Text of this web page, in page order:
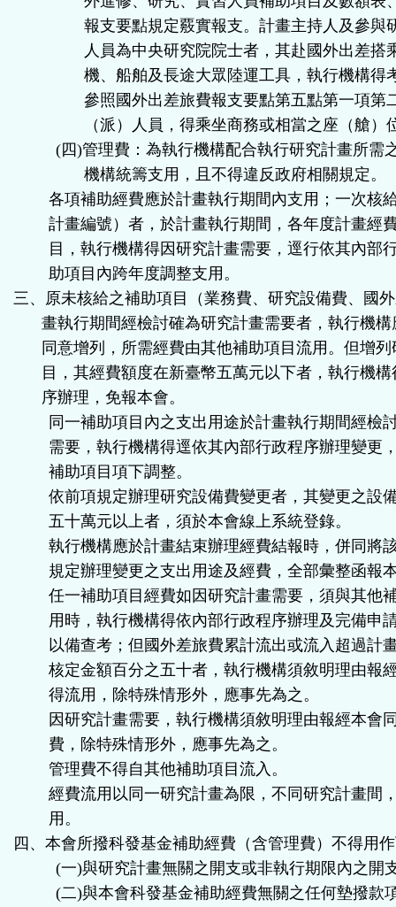
報支要點規定覈實報支。計畫主持人及參與
人員為中央研究院院士者，其赴國外出差搭
機、船舶及長途大眾陸運工具，執行機構得
參照國外出差旅費報支要點第五點第一項第
（派）人員，得乘坐商務或相當之座（艙）
(四)管理費：為執行機構配合執行研究計畫所需
機構統籌支用，且不得違反政府相關規定。
各項補助經費應於計畫執行期間內支用；一次核
計畫編號）者，於計畫執行期間，各年度計畫經
目，執行機構得因研究計畫需要，逕行依其內部
助項目內跨年度調整支用。
三、原未核給之補助項目（業務費、研究設備費、國
畫執行期間經檢討確為研究計畫需要者，執行機
同意增列，所需經費由其他補助項目流用。但增
目，其經費額度在新臺幣五萬元以下者，執行機
序辦理，免報本會。
同一補助項目內之支出用途於計畫執行期間經檢
需要，執行機構得逕依其內部行政程序辦理變更
補助項目項下調整。
依前項規定辦理研究設備費變更者，其變更之設
五十萬元以上者，須於本會線上系統登錄。
執行機構應於計畫結束辦理經費結報時，併同將
規定辦理變更之支出用途及經費，全部彙整函報
任一補助項目經費如因研究計畫需要，須與其他
用時，執行機構得依內部行政程序辦理及完備申
以備查考；但國外差旅費累計流出或流入超過計
核定金額百分之五十者，執行機構須敘明理由報
得流用，除特殊情形外，應事先為之。
因研究計畫需要，執行機構須敘明理由報經本會
費，除特殊情形外，應事先為之。
管理費不得自其他補助項目流入。
經費流用以同一研究計畫為限，不同研究計畫間
用。
四、本會所撥科發基金補助經費（含管理費）不得用
(一)與研究計畫無關之開支或非執行期限內之開
(二)與本會科發基金補助經費無關之任何墊撥款